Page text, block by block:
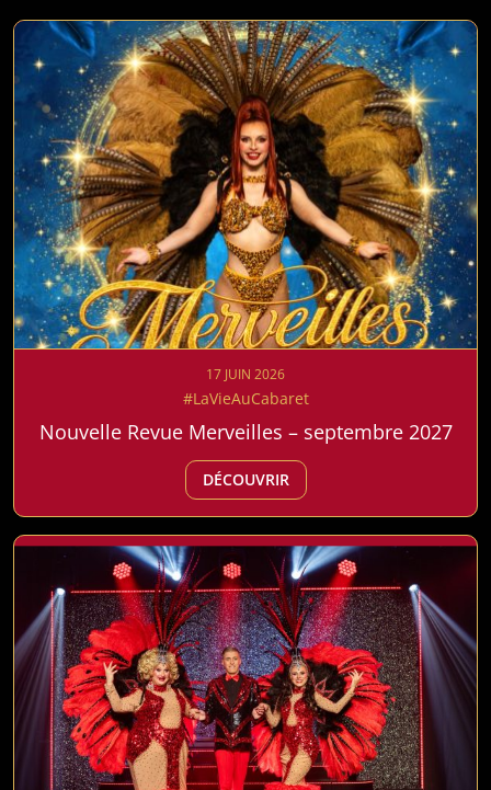
17 JUIN 2026
#LaVieAuCabaret
Nouvelle Revue Merveilles – septembre 2027
DÉCOUVRIR